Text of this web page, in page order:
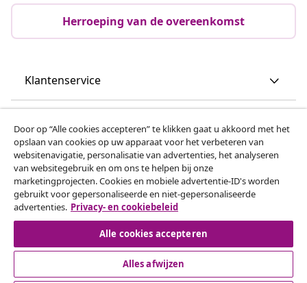
Herroeping van de overeenkomst
Klantenservice
vidaXL
Ontdek meer
Door op “Alle cookies accepteren” te klikken gaat u akkoord met het
opslaan van cookies op uw apparaat voor het verbeteren van
websitenavigatie, personalisatie van advertenties, het analyseren
van websitegebruik en om ons te helpen bij onze
marketingprojecten. Cookies en mobiele advertentie-ID's worden
gebruikt voor gepersonaliseerde en niet-gepersonaliseerde
advertenties. Privacy- en cookiebeleid
Alle cookies accepteren
Alles afwijzen